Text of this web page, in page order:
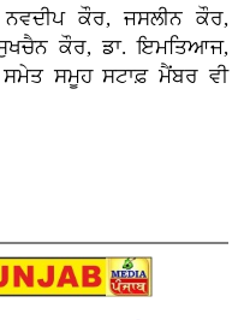
ਕੌਰ, ਜਸਲੀਨ ਕੌਰ,
ਕੌਰ, ਡਾ. ਇਮਤਿਆਜ,
ਸਮੂਹ ਸਟਾਫ਼ ਮੈਂਬਰ ਵੀ